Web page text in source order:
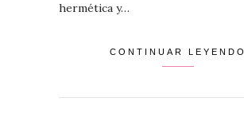
hermética y…
CONTINUAR LEYENDO